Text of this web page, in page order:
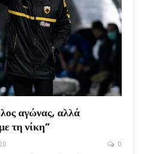
αγώνας, αλλά
τη νίκη”
0